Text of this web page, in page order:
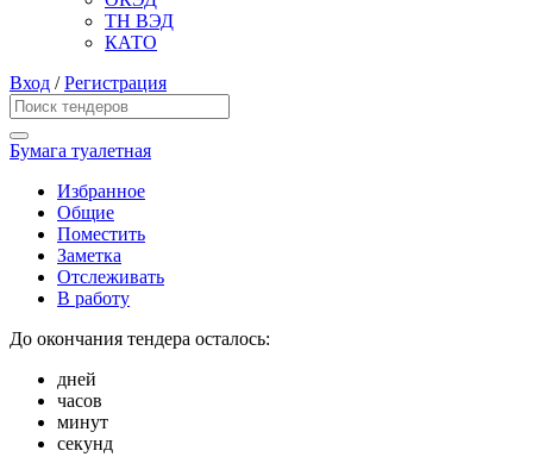
ТН ВЭД
КАТО
Вход /Регистрация
Бумага туалетная
Избранное
Общие
Поместить
Заметка
Отслеживать
В работу
До окончания тендера осталось:
дней
часов
минут
секунд